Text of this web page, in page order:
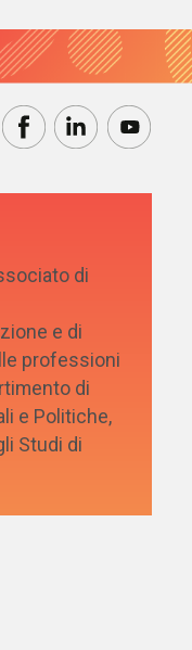
di
e di
professioni
di
e Politiche,
Studi di